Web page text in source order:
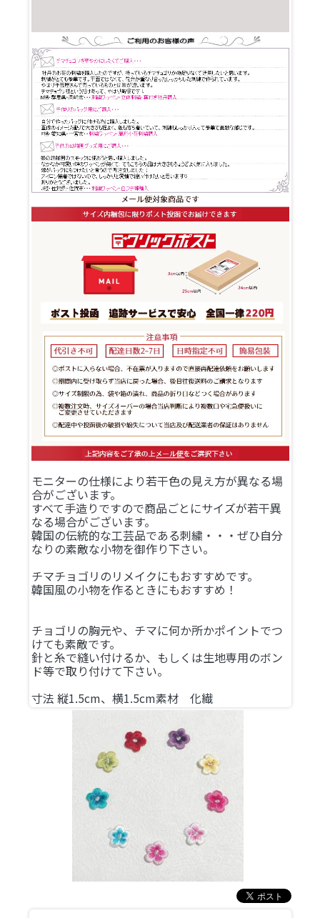
モニターの仕様により若干色の見え方が異なる場
合がございます。
すべて手造りですので商品ごとにサイズが若干異
なる場合がございます。
韓国の伝統的な工芸品である刺繍・・・ぜひ自分
なりの素敵な小物を御作り下さい。
チマチョゴリのリメイクにもおすすめです。
韓国風の小物を作るときにもおすすめ！
チョゴリの胸元や、チマに何か所かポイントでつ
けても素敵です。
針と糸で縫い付けるか、もしくは生地専用のボン
ド等で取り付けて下さい。
寸法 縦1.5cm、横1.5cm素材 化繊